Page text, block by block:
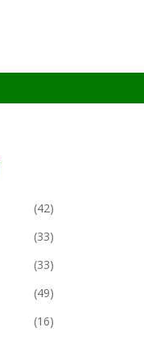
(42)
(33)
(33)
(49)
(16)